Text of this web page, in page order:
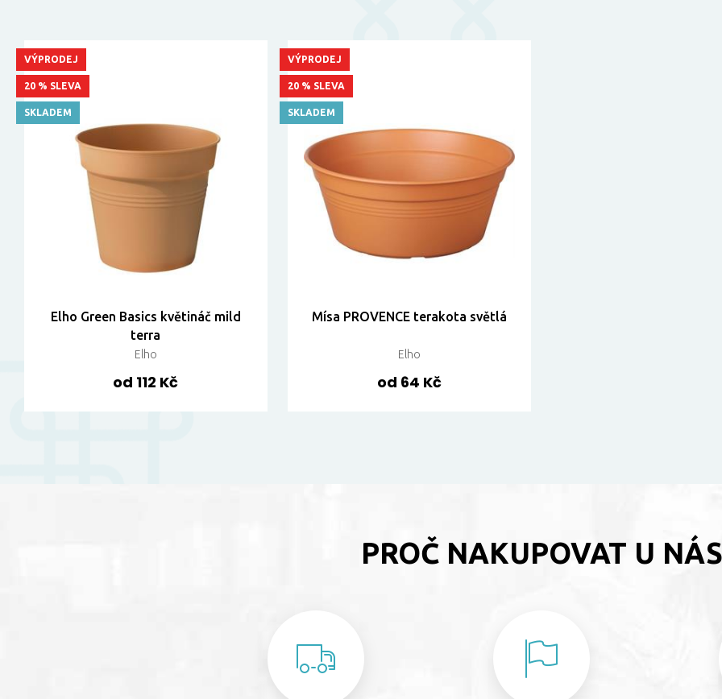
Elho Green Basics květináč mild
terra
Elho
od 112 Kč
VÝPRODEJ
20 % SLEVA
SKLADEM
Mísa PROVENCE terakota světlá
Elho
od 64 Kč
VÝPRODEJ
20 % SLEVA
SKLADEM
PROČ NAKUPOVAT U NÁS